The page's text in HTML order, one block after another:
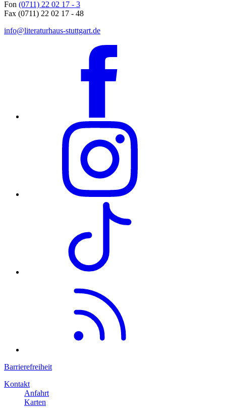
Fon (0711) 22 02 17 - 3
Fax (0711) 22 02 17 - 48
info@literaturhaus-stuttgart.de
Barrierefreiheit
Kontakt
Anfahrt
Karten